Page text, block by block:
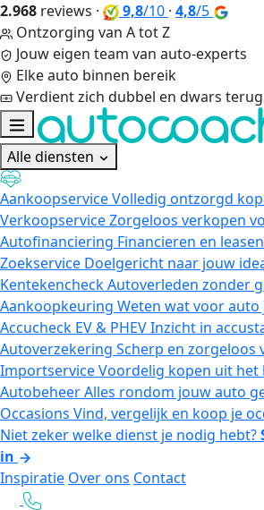
2.968 reviews · 9,8/10 · 4,8/5
Ontzorging van A tot Z
Jouw eigen team van auto-experts
Elke auto binnen bereik
Verdient zich dubbel en dwars terug
Alle diensten
AankoopserviceVolledig ontzorgd
VerkoopserviceZorgeloos verkopen
Autofinanciering Financieren en
Zoekservice Doelgericht naar jouw
KentekencheckAutoverleden zonder
Aankoopkeuring Weten wat voor
Accucheck EV & PHEVInzicht in
Autoverzekering Scherp en zorgeloos
ImportserviceVoordelig kopen uit het
AutobeheerAlles rondom jouw auto
Occasions Vind, vergelijk en koop je
Niet zeker welke dienst je nodig hebt?
in
Inspiratie Over ons Contact